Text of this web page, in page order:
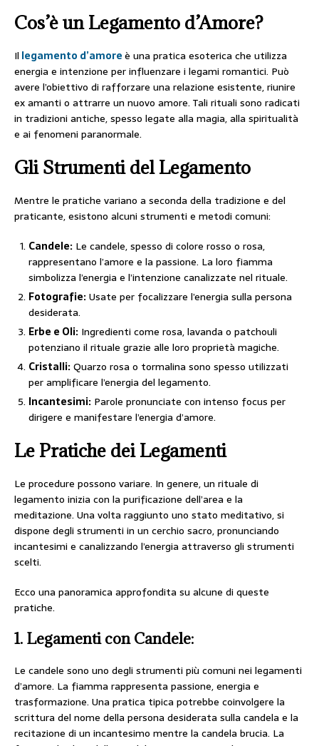
Cos’è un Legamento d’Amore?
Il legamento d’amoreè una pratica esoterica che utilizza
energia e intenzione per influenzare i legami romantici. Può
avere l’obiettivo di rafforzare una relazione esistente, riunire
ex amanti o attrarre un nuovo amore. Tali rituali sono radicati
in tradizioni antiche, spesso legate alla magia, alla spiritualità
e ai fenomeni paranormale.
Gli Strumenti del Legamento
Mentre le pratiche variano a seconda della tradizione e del
praticante, esistono alcuni strumenti e metodi comuni:
Candele: Le candele, spesso di colore rosso o rosa,
rappresentano l’amore e la passione. La loro fiamma
simbolizza l’energia e l’intenzione canalizzate nel rituale.
Fotografie:Usate per focalizzare l’energia sulla persona
desiderata.
Erbe e Oli: Ingredienti come rosa, lavanda o patchouli
potenziano il rituale grazie alle loro proprietà magiche.
Cristalli:Quarzo rosa o tormalina sono spesso utilizzati
per amplificare l’energia del legamento.
Incantesimi: Parole pronunciate con intenso focus per
dirigere e manifestare l’energia d’amore.
Le Pratiche dei Legamenti
Le procedure possono variare. In genere, un rituale di
legamento inizia con la purificazione dell’area e la
meditazione. Una volta raggiunto uno stato meditativo, si
dispone degli strumenti in un cerchio sacro, pronunciando
incantesimi e canalizzando l’energia attraverso gli strumenti
scelti.
Ecco una panoramica approfondita su alcune di queste
pratiche.
1. Legamenti con Candele:
Le candele sono uno degli strumenti più comuni nei legamenti
d’amore. La fiamma rappresenta passione, energia e
trasformazione. Una pratica tipica potrebbe coinvolgere la
scrittura del nome della persona desiderata sulla candela e la
recitazione di un incantesimo mentre la candela brucia. La